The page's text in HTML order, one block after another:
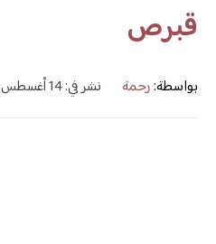
قبرص
بواسطة:رحمة نشر في: 14 أغسطس، 2024